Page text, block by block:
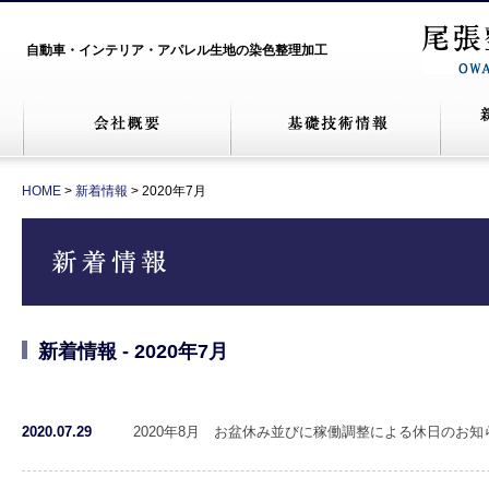
自動車・インテリア・アパレル生地の染色整理加工
HOME> 新着情報 > 2020年7月
新着情報 - 2020年7月
2020.07.29 2020年8月 お盆休み並びに稼働調整による休日のお知